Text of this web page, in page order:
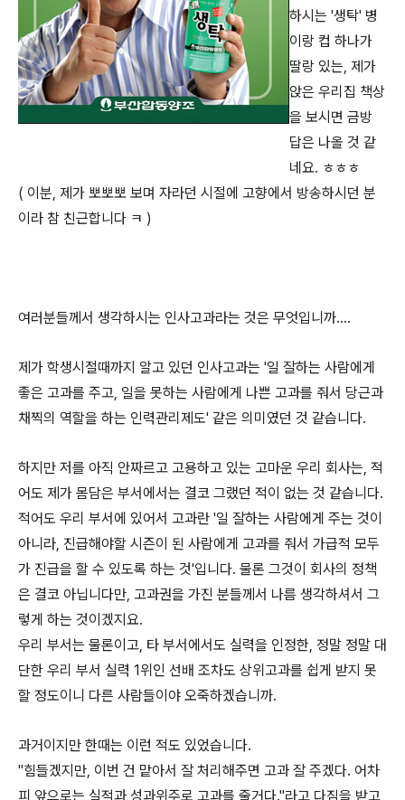
하시는 '생탁' 병
이랑 컵 하나가
딸랑 있는, 제가
앉은 우리집 책상
을 보시면 금방
답은 나올 것 같
네요. ㅎㅎㅎ
( 이분, 제가 뽀뽀뽀 보며 자라던 시절에 고향에서 방송하시던 분
이라 참 친근합니다 ㅋ )
여러분들께서 생각하시는 인사고과라는 것은 무엇입니까....
제가 학생시절때까지 알고 있던 인사고과는 '일 잘하는 사람에게
좋은 고과를 주고, 일을 못하는 사람에게 나쁜 고과를 줘서 당근과
채찍의 역할을 하는 인력관리제도' 같은 의미였던 것 같습니다.
하지만 저를 아직 안짜르고 고용하고 있는 고마운 우리 회사는, 적
어도 제가 몸담은 부서에서는 결코 그랬던 적이 없는 것 같습니다.
적어도 우리 부서에 있어서 고과란 '일 잘하는 사람에게 주는 것이
아니라, 진급해야할 시즌이 된 사람에게 고과를 줘서 가급적 모두
가 진급을 할 수 있도록 하는 것'입니다. 물론 그것이 회사의 정책
은 결코 아닙니다만, 고과권을 가진 분들께서 나름 생각하셔서 그
렇게 하는 것이겠지요.
우리 부서는 물론이고, 타 부서에서도 실력을 인정한, 정말 정말 대
단한 우리 부서 실력 1위인 선배 조차도 상위고과를 쉽게 받지 못
할 정도이니 다른 사람들이야 오죽하겠습니까.
과거이지만 한때는 이런 적도 있었습니다.
"힘들겠지만, 이번 건 맡아서 잘 처리해주면 고과 잘 주겠다. 어차
피 앞으로는 실적과 성과위주로 고과를 줄거다."라고 다짐을 받고